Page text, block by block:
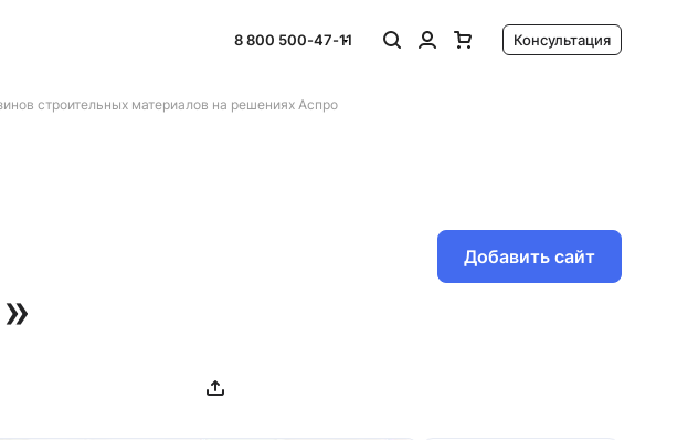
8 800 500-47-11 Консультация
строительных материалов на решениях Аспро
Добавить сайт